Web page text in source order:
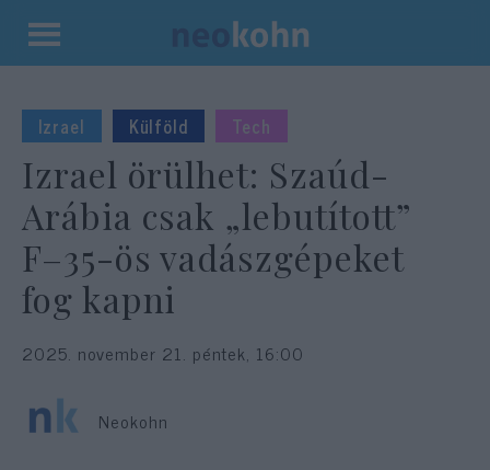
Kilépés
tartalomba
Izrael Külföld Tech
Izrael örülhet: Szaúd-
Arábia csak „lebutított”
F–35-ös vadászgépeket
fog kapni
2025. november 21. péntek, 16:00
Neokohn